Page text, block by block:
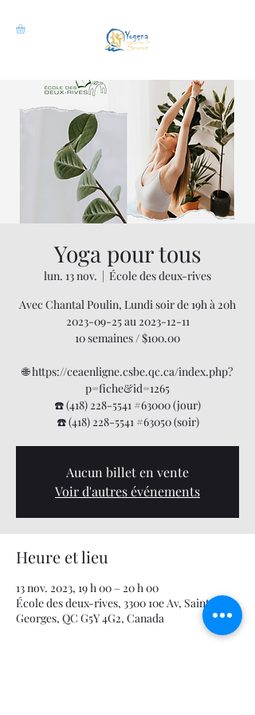
Yoga pour tous
lun. 13 nov.
  |
École des deux-rives
Avec Chantal Poulin, Lundi soir de 19h à 20h
2023-09-25 au 2023-12-11
10 semaines / $100.00
🌐 https://ceaenligne.csbe.qc.ca/index.php?
p=fiche&id=1265
☎️ (418) 228-5541 #63000 (jour)
☎️ (418) 228-5541 #63050 (soir)
Aucun billet en vente
Voir d'autres événements
Heure et lieu
13 nov. 2023, 19 h 00 – 20 h 00
École des deux-rives, 3300 10e Av, Saint-
Georges, QC G5Y 4G2, Canada